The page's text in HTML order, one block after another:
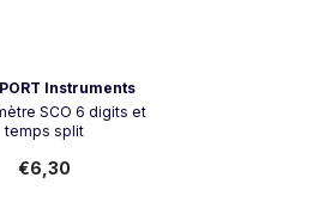
Instruments
SCO 6 digits et
temps split
€6,30